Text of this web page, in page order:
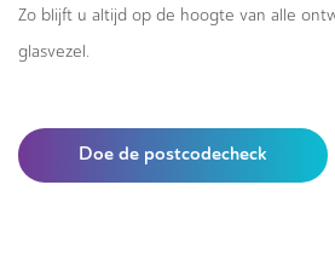
Zo blijft u altijd op de hoogte van alle
glasvezel.
Doe de postcodecheck